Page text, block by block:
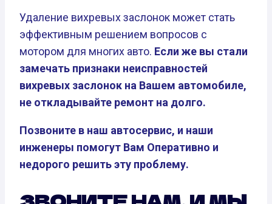
Удаление вихревых заслонок может стать
эффективным решением вопросов с
мотором для многих авто. Если же вы стали
замечать признаки неисправностей
вихревых заслонок на Вашем автомобиле,
не откладывайте ремонт на долго.
Позвоните в наш автосервис, и наши
инженеры помогут Вам Оперативно и
недорого решить эту проблему.